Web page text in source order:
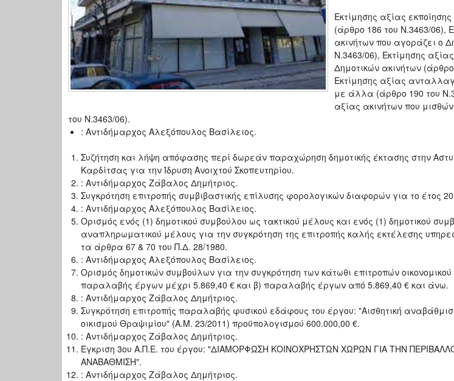
Εκτίμησης αξίας
(άρθρο 186 του Ν.3463/06),
ακινήτων που αγοράζει ο
Ν.3463/06), Εκτίμησης
Δημοτικών ακινήτων
Εκτίμησης αξίας
με άλλα (άρθρο 190 του
αξίας ακινήτων που
του Ν.3463/06).
: Αντιδήμαρχος Αλεξόπουλος Βασίλειος.
Συζήτηση και λήψη απόφασης περί δωρεάν παραχώρηση δημοτικής έκτασης στην
Καρδίτσας για την Ίδρυση Ανοιχτού Σκοπευτηρίου.
: Αντιδήμαρχος Ζάβαλος Δημήτριος.
Συγκρότηση επιτροπής συμβιβαστικής επίλυσης φορολογικών διαφορών για το έτος
: Αντιδήμαρχος Αλεξόπουλος Βασίλειος.
Ορισμός ενός (1) δημοτικού συμβούλου ως τακτικού μέλους και ενός (1) δημοτικού
αναπληρωματικού μέλους για την συγκρότηση της επιτροπής καλής εκτέλεσης
τα άρθρα 67 & 70 του Π.Δ. 28/1980.
: Αντιδήμαρχος Αλεξόπουλος Βασίλειος.
Ορισμός δημοτικών συμβούλων για την συγκρότηση των κάτωθι επιτροπών
παραλαβής έργων μέχρι 5.869,40 € και β) παραλαβής έργων από 5.869,40 € και άνω.
: Αντιδήμαρχος Ζάβαλος Δημήτριος.
Συγκρότηση επιτροπής παραλαβής φυσικού εδάφους του έργου: "Αισθητική
οικισμού Θραψιμίου" (Α.Μ. 23/2011) προϋπολογισμού 600.000,00 €.
: Αντιδήμαρχος Ζάβαλος Δημήτριος.
Έγκριση 3ου Α.Π.Ε. του έργου: "ΔΙΑΜΟΡΦΩΣΗ ΚΟΙΝΟΧΡΗΣΤΩΝ ΧΩΡΩΝ ΓΙΑ ΤΗΝ
ΑΝΑΒΑΘΜΙΣΗ".
: Αντιδήμαρχος Ζάβαλος Δημήτριος.